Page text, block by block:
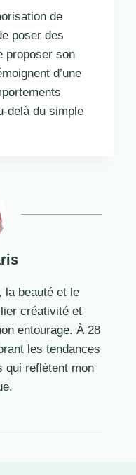
de
poser des
proposer son
d’une
delà du simple
la beauté et le
créativité et
entourage. À 28
les tendances
qui reflètent mon